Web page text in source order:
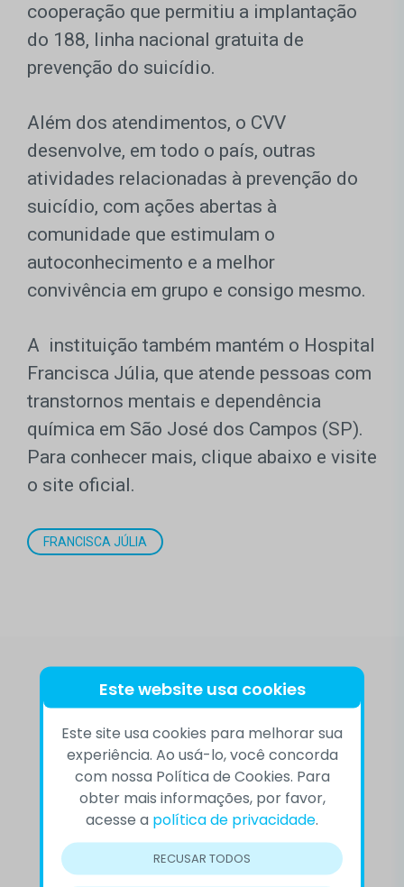
cooperação que permitiu a implantação
do 188, linha nacional gratuita de
prevenção do suicídio.
Além dos atendimentos, o CVV
desenvolve, em todo o país, outras
atividades relacionadas à prevenção do
suicídio, com ações abertas à
comunidade que estimulam o
autoconhecimento e a melhor
convivência em grupo e consigo mesmo.
A instituição também mantém o Hospital
Francisca Júlia, que atende pessoas com
transtornos mentais e dependência
química em São José dos Campos (SP).
Para conhecer mais, clique abaixo e visite
o site oficial.
FRANCISCA JÚLIA
Relatórios de atividades
Veja mais informações em nossos
Relatórios de atividades nacionais:
2026
Este website usa cookies
Este site usa cookies para melhorar sua
experiência. Ao usá-lo, você concorda
com nossa Política de Cookies. Para
obter mais informações, por favor,
acesse a política de privacidade.
RECUSAR TODOS